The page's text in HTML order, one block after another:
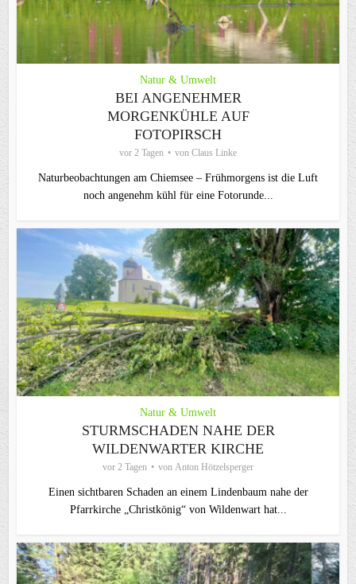
Natur & Umwelt
BEI ANGENEHMER
MORGENKÜHLE AUF
FOTOPIRSCH
vor 2 Tagen von Claus Linke
Naturbeobachtungen am Chiemsee – Frühmorgens ist die Luft
noch angenehm kühl für eine Fotorunde...
Natur & Umwelt
STURMSCHADEN NAHE DER
WILDENWARTER KIRCHE
vor 2 Tagen von Anton Hötzelsperger
Einen sichtbaren Schaden an einem Lindenbaum nahe der
Pfarrkirche „Christkönig“ von Wildenwart hat...